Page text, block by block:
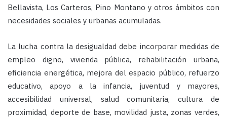
Bellavista, Los Carteros, Pino Montano y otros ámbitos con
necesidades sociales y urbanas acumuladas.
La lucha contra la desigualdad debe incorporar medidas de
empleo digno, vivienda pública, rehabilitación urbana,
eficiencia energética, mejora del espacio público, refuerzo
educativo, apoyo a la infancia, juventud y mayores,
accesibilidad universal, salud comunitaria, cultura de
proximidad, deporte de base, movilidad justa, zonas verdes,